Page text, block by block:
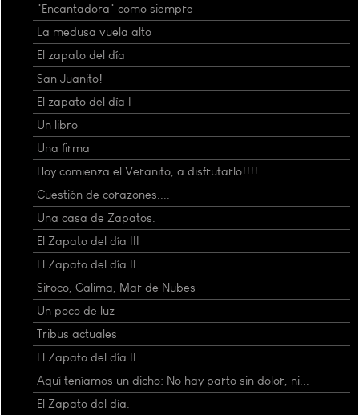
"Encantadora" como siempre
La medusa vuela alto
El zapato del día
San Juanito!
El zapato del día I
Un libro
Una firma
Hoy comienza el Veranito, a disfrutarlo!!!!
Cuestión de corazones....
Una casa de Zapatos.
El Zapato del día III
El Zapato del día II
Siroco, Calima, Mar de Nubes
Un poco de luz
Tribus actuales
El Zapato del día II
Aquí teníamos un dicho: No hay parto sin dolor, ni...
El Zapato del día.